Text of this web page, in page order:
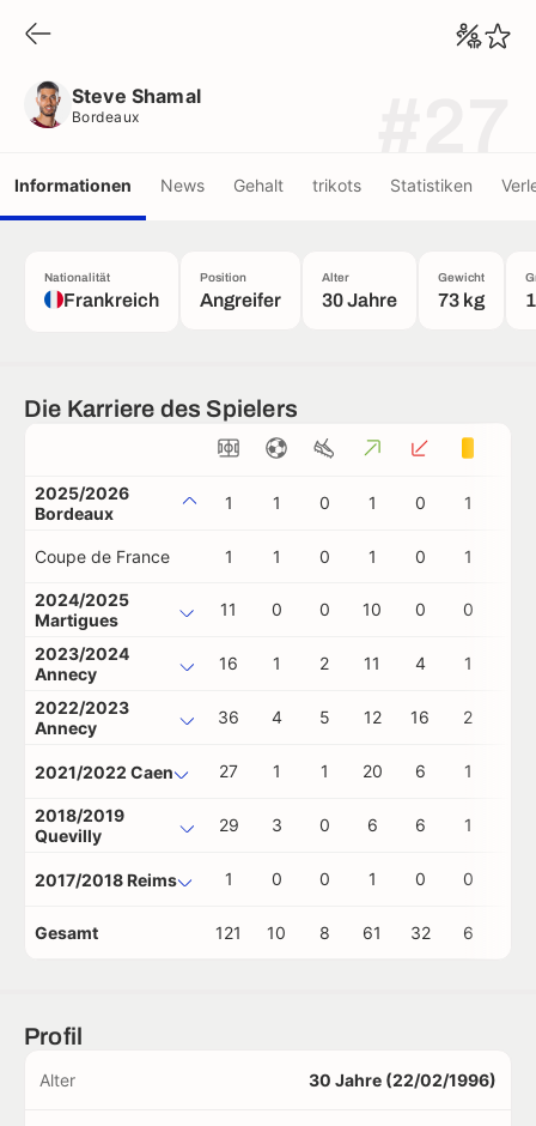
Steve Shamal
Bordeaux
Informationen News Gehalt trikots Statistiken
Nationalität
Frankreich
Position
Angreifer
Alter
30 Jahre
Gewicht
73 kg
Die Karriere des Spielers
2025/2026
Bordeaux
1 1 0 1 0 1
Coupe de France 1 1 0 1 0 1
2024/2025
Martigues
11 0 0 10 0 0
2023/2024
Annecy
16 1 2 11 4 1
2022/2023
Annecy
36 4 5 12 16 2
2021/2022 Caen 27 1 1 20 6 1
2018/2019
Quevilly
29 3 0 6 6 1
2017/2018 Reims 1 0 0 1 0 0
Gesamt 121 10 8 61 32 6
Profil
Alter 30 Jahre (22/02/1996)